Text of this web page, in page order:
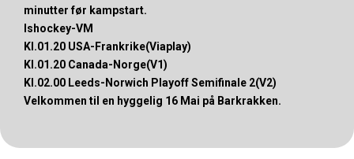
minutter før kampstart.
Ishockey-VM
Kl.01.20 USA-Frankrike(Viaplay)
Kl.01.20 Canada-Norge(V1)
Kl.02.00 Leeds-Norwich Playoff Semifinale 2(V2)
Velkommen til en hyggelig 16 Mai på Barkrakken.